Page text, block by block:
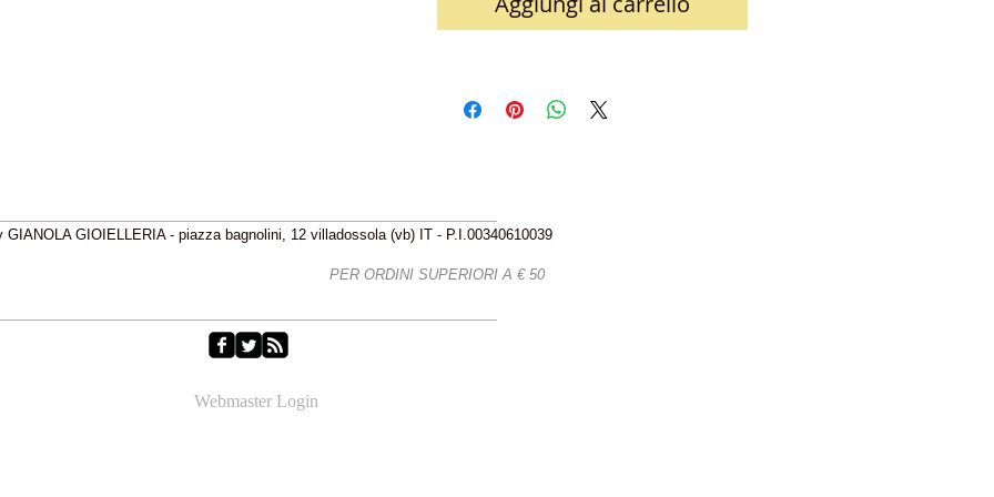
GIANOLA GIOIELLERIA - piazza bagnolini, 12 villadossola (vb) IT - P.I.00340610039
PER ORDINI SUPERIORI A € 50
Webmaster Login